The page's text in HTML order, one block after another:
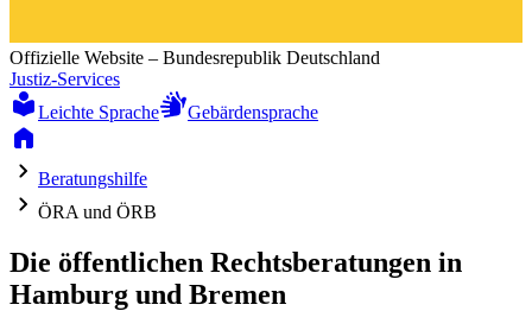
Offizielle Website – Bundesrepublik Deutschland
Justiz-Services
Leichte Sprache
Gebärdensprache
Beratungshilfe
ÖRA und ÖRB
Die öffentlichen Rechtsberatungen in
Hamburg und Bremen